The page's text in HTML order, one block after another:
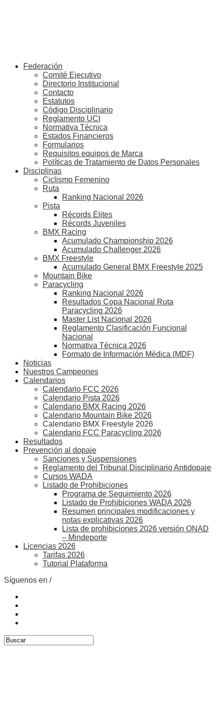
Federación
Comité Ejecutivo
Directorio Institucional
Contacto
Estatutos
Código Disciplinario
Reglamento UCI
Normativa Técnica
Estados Financieros
Formularios
Requisitos equipos de Marca
Políticas de Tratamiento de Datos Personales
Disciplinas
Ciclismo Femenino
Ruta
Ranking Nacional 2026
Pista
Récords Élites
Récords Juveniles
BMX Racing
Acumulado Championship 2026
Acumulado Challenger 2026
BMX Freestyle
Acumulado General BMX Freestyle 2025
Mountain Bike
Paracycling
Ranking Nacional 2026
Resultados Copa Nacional Ruta
Paracycling 2026
Master List Nacional 2026
Reglamento Clasificación Funcional
Nacional
Normativa Técnica 2026
Formato de Información Médica (MDF)
Noticias
Nuestros Campeones
Calendarios
Calendario FCC 2026
Calendario Pista 2026
Calendario BMX Racing 2026
Calendario Mountain Bike 2026
Calendario BMX Freestyle 2026
Calendario FCC Paracycling 2026
Resultados
Prevención al dopaje
Sanciones y Suspensiones
Reglamento del Tribunal Disciplinario Antidopaje
Cursos WADA
Listado de Prohibiciones
Programa de Seguimiento 2026
Listado de Prohibiciones WADA 2026
Resumen principales modificaciones y
notas explicativas 2026
Lista de prohibiciones 2026 versión ONAD
– Mindeporte
Licencias 2026
Tarifas 2026
Tutorial Plataforma
Síguenos en /